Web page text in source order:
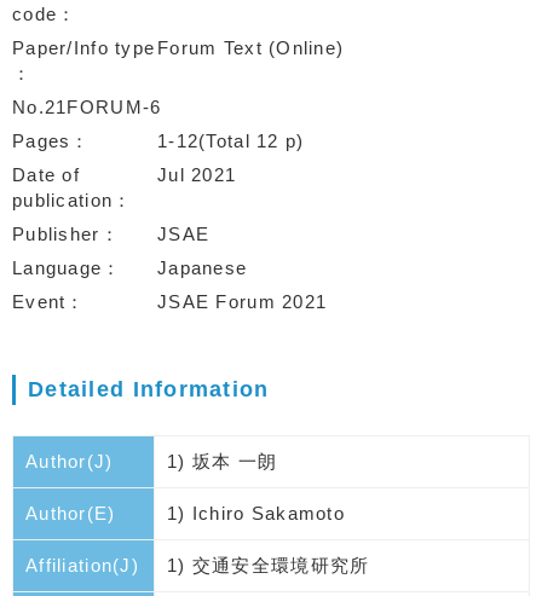
code
Paper/Info type Forum Text (Online)
No.21FORUM-6
Pages
1-12(Total 12 p)
Date of
publication
Jul 2021
Publisher
JSAE
Language
Japanese
Event
JSAE Forum 2021
Detailed Information
Author(J) 1) 坂本 一朗
Author(E) 1) Ichiro Sakamoto
Affiliation(J) 1) 交通安全環境研究所